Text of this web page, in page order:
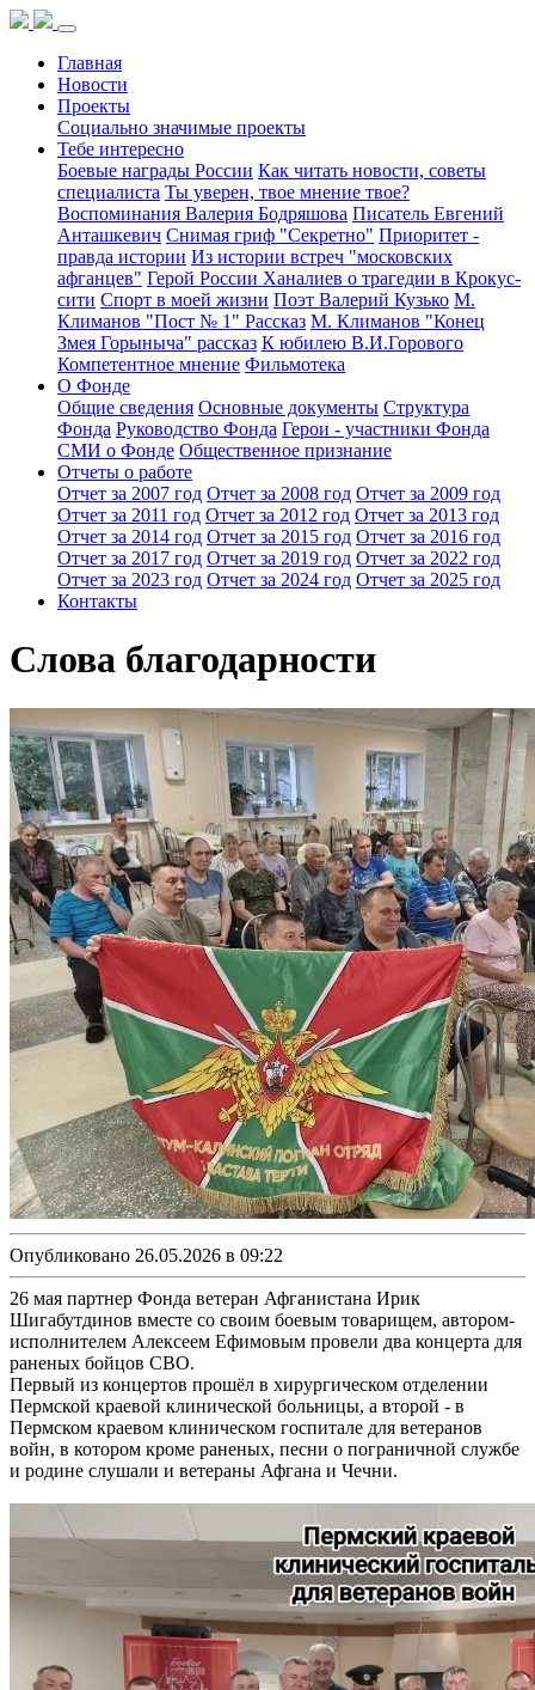
Главная
Новости
Проекты
Социально значимые проекты
Тебе интересно
Боевые награды России Как читать новости, советы
специалиста Ты уверен, твое мнение твое?
Воспоминания Валерия Бодряшова Писатель Евгений
Анташкевич Снимая гриф "Секретно" Приоритет -
правда истории Из истории встреч "московских
афганцев" Герой России Ханалиев о трагедии в Крокус-
сити Спорт в моей жизни Поэт Валерий Кузько М.
Климанов "Пост № 1" Рассказ М. Климанов "Конец
Змея Горыныча" рассказ К юбилею В.И.Горового
Компетентное мнение Фильмотека
О Фонде
Общие сведения Основные документы Структура
Фонда Руководство Фонда Герои - участники Фонда
СМИ о Фонде Общественное признание
Отчеты о работе
Отчет за 2007 год Отчет за 2008 год Отчет за 2009 год
Отчет за 2011 год Отчет за 2012 год Отчет за 2013 год
Отчет за 2014 год Отчет за 2015 год Отчет за 2016 год
Отчет за 2017 год Отчет за 2019 год Отчет за 2022 год
Отчет за 2023 год Отчет за 2024 год Отчет за 2025 год
Контакты
Слова благодарности
Опубликовано 26.05.2026 в 09:22
26 мая партнер Фонда ветеран Афганистана Ирик
Шигабутдинов вместе со своим боевым товарищем, автором-
исполнителем Алексеем Ефимовым провели два концерта для
раненых бойцов СВО.
Первый из концертов прошёл в хирургическом отделении
Пермской краевой клинической больницы, а второй - в
Пермском краевом клиническом госпитале для ветеранов
войн, в котором кроме раненых, песни о пограничной службе
и родине слушали и ветераны Афгана и Чечни.